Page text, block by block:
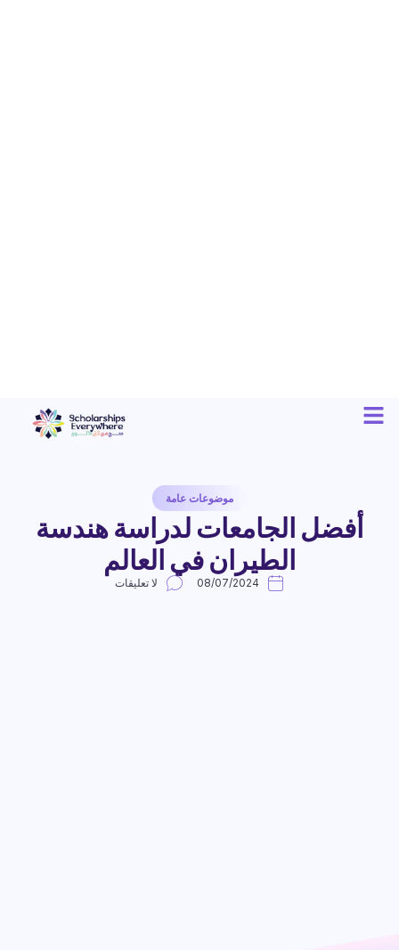
موضوعات عامة
أفضل الجامعات لدراسة هندسة
الطيران في العالم
08/07/2024 لا تعليقات